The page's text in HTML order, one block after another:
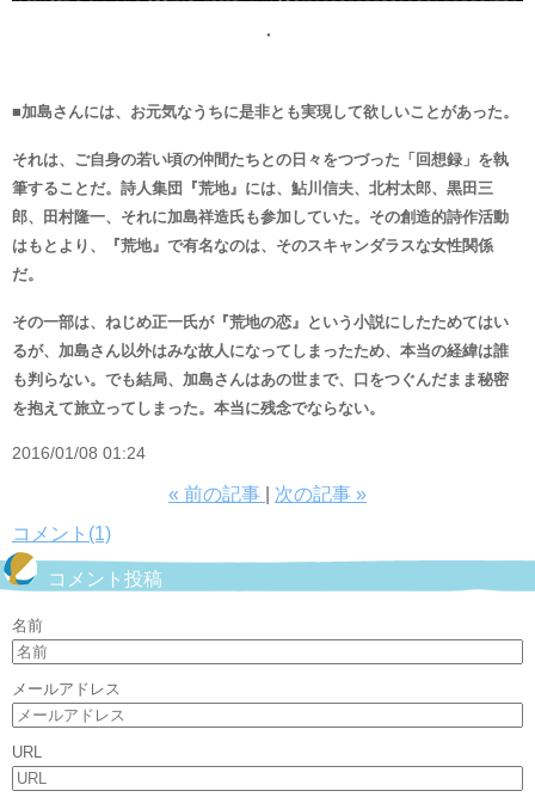
・
■加島さんには、お元気なうちに是非とも実現して欲しいことがあった。
それは、ご自身の若い頃の仲間たちとの日々をつづった「回想録」を執
筆することだ。詩人集団『荒地』には、鮎川信夫、北村太郎、黒田三
郎、田村隆一、それに加島祥造氏も参加していた。その創造的詩作活動
はもとより、『荒地』で有名なのは、そのスキャンダラスな女性関係
だ。
その一部は、ねじめ正一氏が『荒地の恋』という小説にしたためてはい
るが、加島さん以外はみな故人になってしまったため、本当の経緯は誰
も判らない。でも結局、加島さんはあの世まで、口をつぐんだまま秘密
を抱えて旅立ってしまった。本当に残念でならない。
2016/01/08 01:24
« 前の記事 次の記事 »
コメント(1)
コメント投稿
名前
メールアドレス
URL